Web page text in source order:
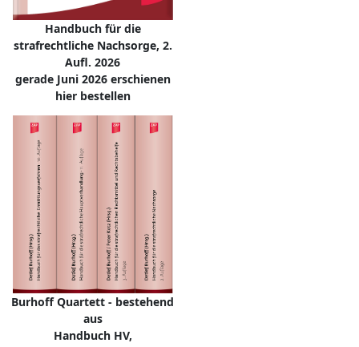
Handbuch für die
strafrechtliche Nachsorge, 2.
Aufl. 2026
gerade Juni 2026 erschienen
hier bestellen
Burhoff Quartett - bestehend
aus
Handbuch HV,